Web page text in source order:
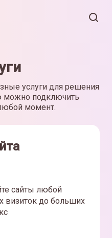
услуги для решения
можно подключить
момент.
сайты любой
визиток до больших